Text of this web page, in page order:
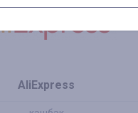
AliExpress